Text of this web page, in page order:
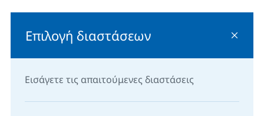
Επιλογή διαστάσεων
Εισάγετε τις απαιτούμενες διαστάσεις